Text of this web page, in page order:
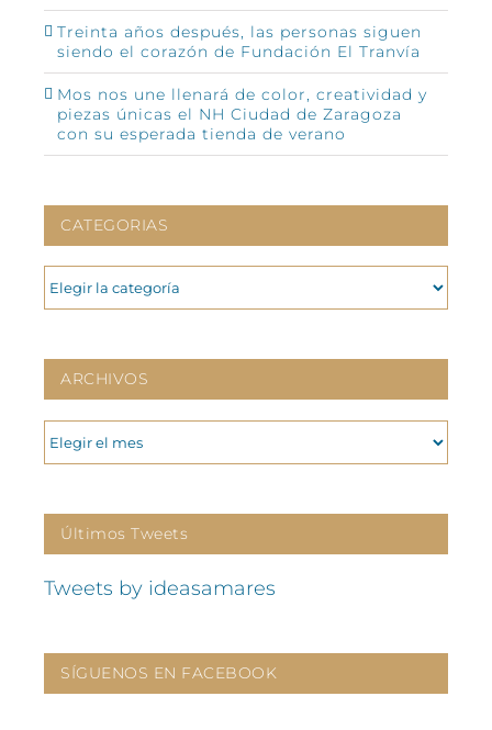
Treinta años después, las personas siguen
siendo el corazón de Fundación El Tranvía
Mos nos une llenará de color, creatividad y
piezas únicas el NH Ciudad de Zaragoza
con su esperada tienda de verano
CATEGORIAS
CATEGORIAS
ARCHIVOS
ARCHIVOS
Últimos Tweets
Tweets by ideasamares
SÍGUENOS EN FACEBOOK